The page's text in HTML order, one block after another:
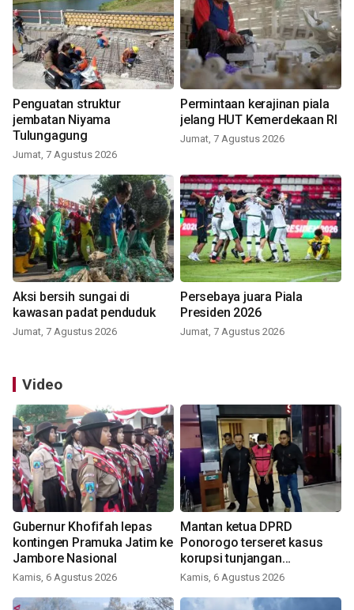
Penguatan struktur
jembatan Niyama
Tulungagung
Jumat, 7 Agustus 2026
Permintaan kerajinan piala
jelang HUT Kemerdekaan RI
Jumat, 7 Agustus 2026
Aksi bersih sungai di
kawasan padat penduduk
Jumat, 7 Agustus 2026
Persebaya juara Piala
Presiden 2026
Jumat, 7 Agustus 2026
Video
Gubernur Khofifah lepas
kontingen Pramuka Jatim ke
Jambore Nasional
Kamis, 6 Agustus 2026
Mantan ketua DPRD
Ponorogo terseret kasus
korupsi tunjangan
perumahan
Kamis, 6 Agustus 2026